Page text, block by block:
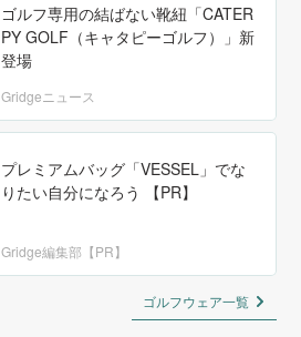
ゴルフウェア一覧
ゴルフ専用の結ばない靴紐「CATER
PY GOLF（キャタピーゴルフ）」新
登場
Gridgeニュース
プレミアムバッグ「VESSEL」でな
りたい自分になろう 【PR】
Gridge編集部【PR】